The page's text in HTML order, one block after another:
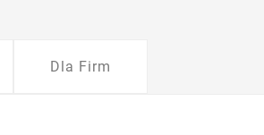
Dla Firm